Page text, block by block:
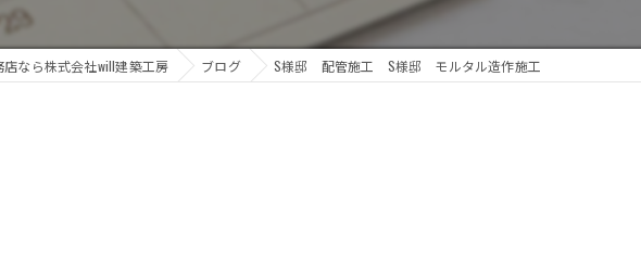
リノベーション
なら株式会社will建築工房 ブログ S様邸 配管施工 S様邸 モルタル造作施工